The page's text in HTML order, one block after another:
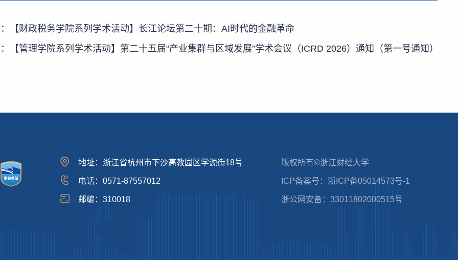
【财政税务学院系列学术活动】长江论坛第二十期：AI时代的金融革命
【管理学院系列学术活动】第二十五届“产业集群与区域发展”学术会议（ICRD 2026）通知（第一号通知）
地址：浙江省杭州市下沙高教园区学源街18号
电话：0571-87557012
邮编：310018
版权所有©浙江财经大学
ICP备案号：浙ICP备05014573号-1
浙公网安备：33011802000515号